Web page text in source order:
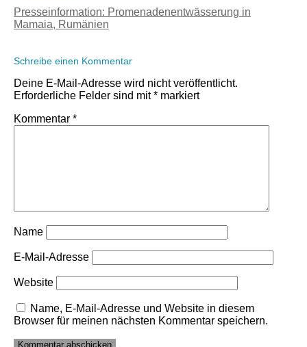
Presseinformation: Promenadenentwässerung in
Mamaia, Rumänien
Schreibe einen Kommentar
Deine E-Mail-Adresse wird nicht veröffentlicht.
Erforderliche Felder sind mit* markiert
Kommentar *
Name
E-Mail-Adresse
Website
Name, E-Mail-Adresse und Website in diesem
Browser für meinen nächsten Kommentar speichern.